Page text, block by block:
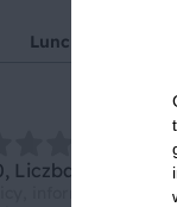
Lunch
Liczba ocen: 0
informujemy, że